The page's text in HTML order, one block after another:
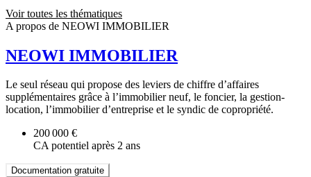
Voir toutes les thématiques
A propos de NEOWI IMMOBILIER
NEOWI IMMOBILIER
Le seul réseau qui propose des leviers de chiffre d’affaires
supplémentaires grâce à l’immobilier neuf, le foncier, la gestion-
location, l’immobilier d’entreprise et le syndic de copropriété.
200 000 €
CA potentiel après 2 ans
Documentation gratuite